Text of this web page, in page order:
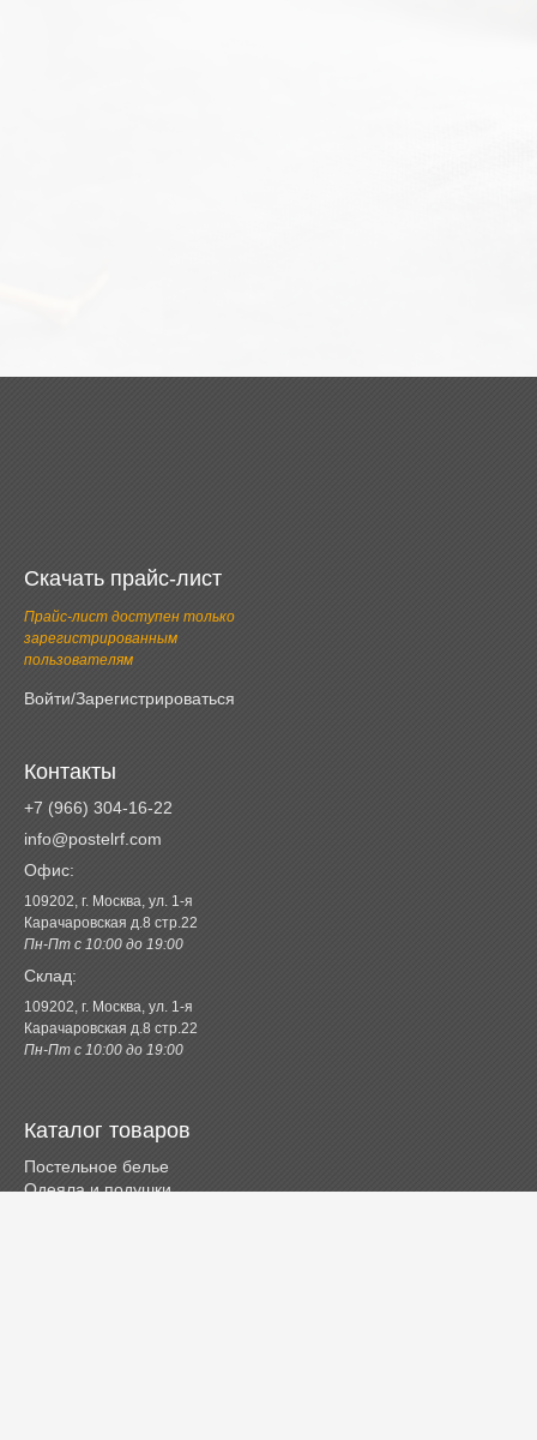
Скачать прайс-лист
Прайс-лист доступен только
зарегистрированным
пользователям
Войти/Зарегистрироваться
Контакты
+7 (966) 304-16-22
info@postelrf.com
Офис:
109202, г. Москва, ул. 1-я
Карачаровская д.8 стр.22
Пн-Пт с 10:00 до 19:00
Склад:
109202, г. Москва, ул. 1-я
Карачаровская д.8 стр.22
Пн-Пт с 10:00 до 19:00
Каталог товаров
Постельное белье
Одеяла и подушки